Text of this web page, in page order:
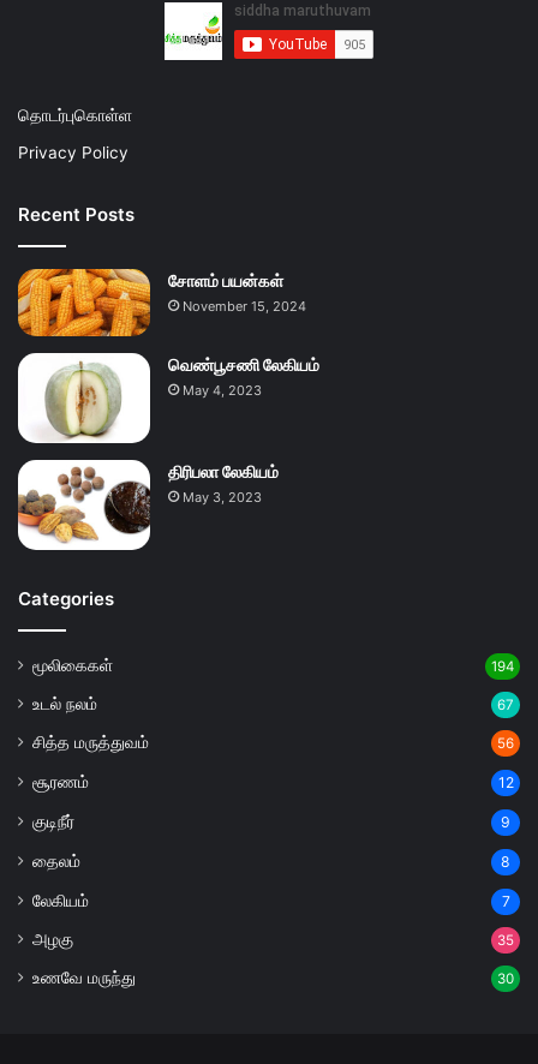
தொடர்புகொள்ள
Privacy Policy
Recent Posts
சோளம் பயன்கள்
November 15, 2024
வெண்பூசணி லேகியம்
May 4, 2023
திரிபலா லேகியம்
May 3, 2023
Categories
மூலிகைகள் 194
உடல் நலம் 67
சித்த மருத்துவம் 56
சூரணம் 12
குடிநீர் 9
தைலம் 8
லேகியம் 7
அழகு 35
உணவே மருந்து 30